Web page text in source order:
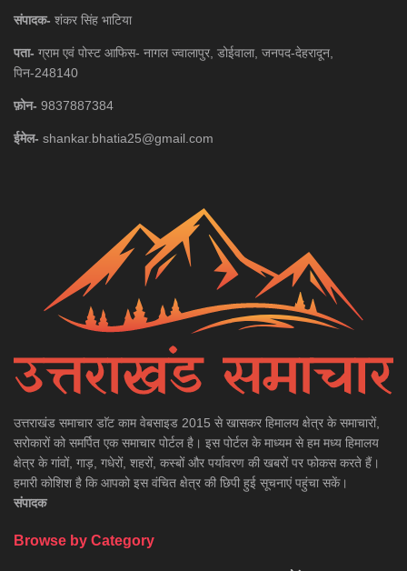
संपादक- शंकर सिंह भाटिया
पता- ग्राम एवं पोस्ट आफिस- नागल ज्वालापुर, डोईवाला, जनपद-देहरादून,
पिन-248140
फ़ोन- 9837887384
ईमेल- shankar.bhatia25@gmail.com
उत्तराखंड समाचार डाॅट काम वेबसाइड 2015 से खासकर हिमालय क्षेत्र के समाचारों,
सरोकारों को समर्पित एक समाचार पोर्टल है। इस पोर्टल के माध्यम से हम मध्य हिमालय
क्षेत्र के गांवों, गाड़, गधेरों, शहरों, कस्बों और पर्यावरण की खबरों पर फोकस करते हैं।
हमारी कोशिश है कि आपको इस वंचित क्षेत्र की छिपी हुई सूचनाएं पहुंचा सकें।
संपादक
Browse by Category